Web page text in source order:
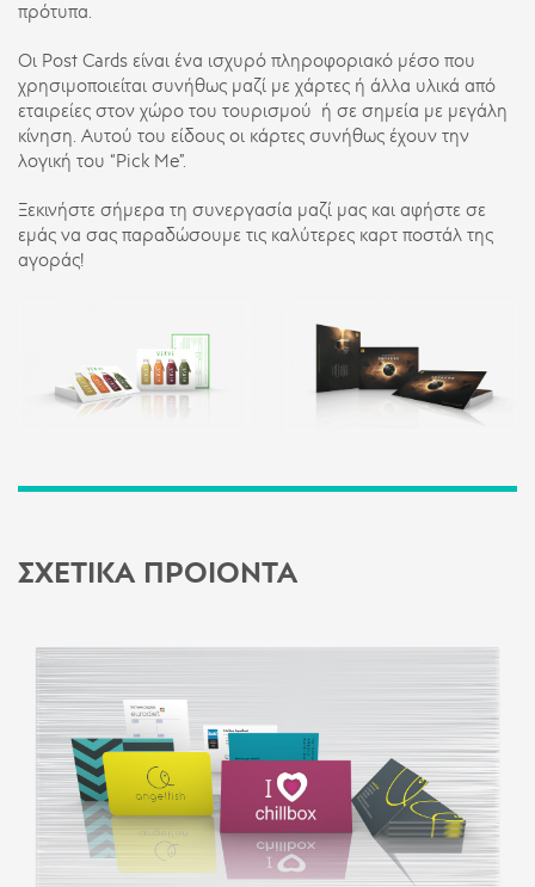
πρότυπα.
Οι Post Cards είναι ένα ισχυρό πληροφοριακό μέσο που
χρησιμοποιείται συνήθως μαζί με χάρτες ή άλλα υλικά από
εταιρείες στον χώρο του τουρισμού ή σε σημεία με μεγάλη
κίνηση. Αυτού του είδους οι κάρτες συνήθως έχουν την
λογική του “Pick Me”.
Ξεκινήστε σήμερα τη συνεργασία μαζί μας και αφήστε σε
εμάς να σας παραδώσουμε τις καλύτερες καρτ ποστάλ της
αγοράς!
ΣΧΕΤΙΚΑ ΠΡΟΙΟΝΤΑ